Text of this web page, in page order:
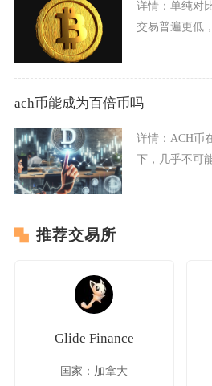
详情： 单纯对
交易普遍更低
ach币能成为百倍币吗
详情： ACH币
下，几乎不可
推荐交易所
Glide Finance
国家：加拿大